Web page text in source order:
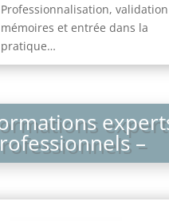
Professionnalisation,
mémoires et entrée dans la
pratique…
–